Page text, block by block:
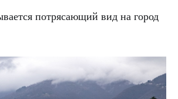
потрясающий вид на город